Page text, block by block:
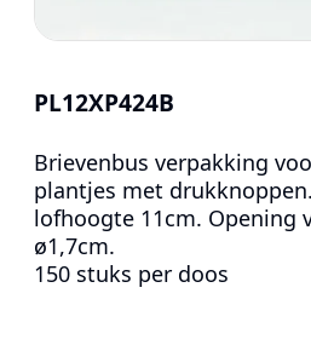
PL12XP424B
Brievenbus verpakking
plantjes met
lofhoogte 11cm. Opening
ø1,7cm.
150 stuks per doos